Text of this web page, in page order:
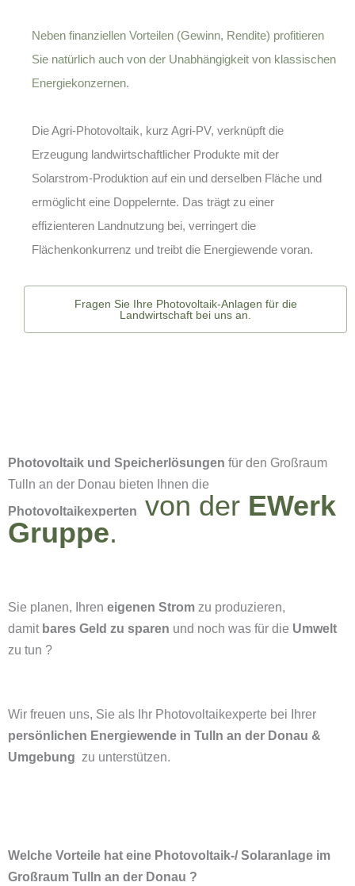
Neben finanziellen Vorteilen (Gewinn, Rendite) profitieren
Sie natürlich auch von der Unabhängigkeit von klassischen
Energiekonzernen.
DieAgri-Photovoltaik, kurz Agri-PV, verknüpft die
Erzeugung landwirtschaftlicher Produkte mit der
Solarstrom-Produktion auf ein und derselben Fläche und
ermöglicht eine Doppelernte. Das trägt zu einer
effizienteren Landnutzung bei, verringert die
Flächenkonkurrenz und treibt die Energiewende voran.
Fragen Sie Ihre Photovoltaik-Anlagen für die
Landwirtschaft bei uns an.
Photovoltaik und Speicherlösungen für den Großraum
Tulln an der Donau bieten Ihnen die
Photovoltaikexperten
von der EWerk
Gruppe.
Sie planen, Ihren eigenen Strom zu produzieren,
damit bares Geld zu sparen und noch was für die Umwelt
zu tun ?
Wir freuen uns, Sie als Ihr Photovoltaikexperte bei Ihrer
persönlichen Energiewende in Tulln an der Donau &
Umgebung zu unterstützen.
Welche Vorteile hat eine Photovoltaik-/ Solaranlage im
Großraum Tulln an der Donau ?